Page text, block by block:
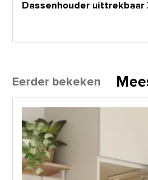
Dassenhouder uittrekbaar
Eerder bekeken